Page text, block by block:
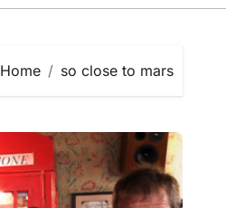
Home so close to mars